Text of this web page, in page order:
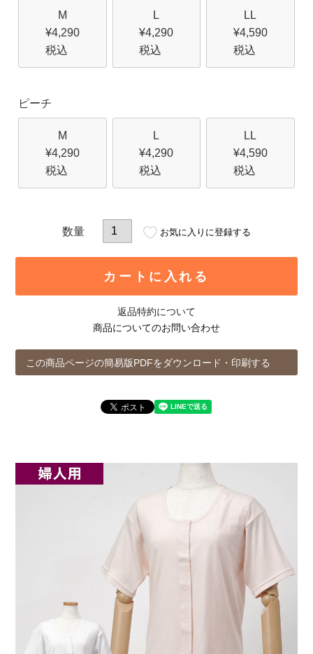
M
¥4,290
税込
L
¥4,290
税込
LL
¥4,590
税込
ピーチ
M
¥4,290
税込
L
¥4,290
税込
LL
¥4,590
税込
お気に入りに登録する
カートに入れる
返品特約について
商品についてのお問い合わせ
この商品ページの簡易版PDFをダウンロード・印刷する